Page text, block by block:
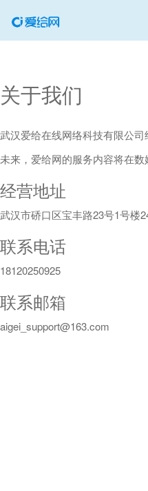
关于我们
武汉爱给在线网络科技有限公
未来，爱给网的服务内容将在
经营地址
武汉市硚口区宝丰路23号1号楼
联系电话
18120250925
联系邮箱
aigei_support@163.com